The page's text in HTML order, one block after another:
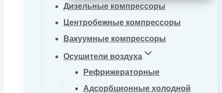
Дизельные компрессоры
Центробежные компрессоры
Вакуумные компрессоры
Осушители воздуха
Рефрижераторные
Адсорбционные холодной